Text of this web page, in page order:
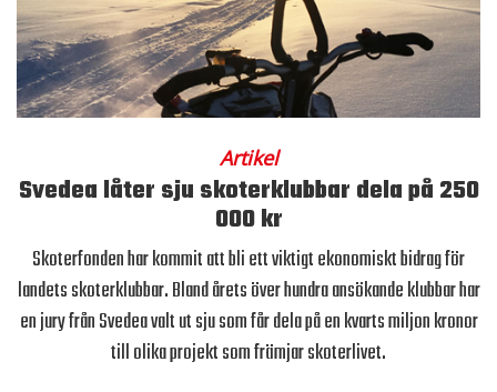
Artikel
Svedea låter sju skoterklubbar dela på 250
000 kr
Skoterfonden har kommit att bli ett viktigt ekonomiskt bidrag för
landets skoterklubbar. Bland årets över hundra ansökande klubbar har
en jury från Svedea valt ut sju som får dela på en kvarts miljon kronor
till olika projekt som främjar skoterlivet.